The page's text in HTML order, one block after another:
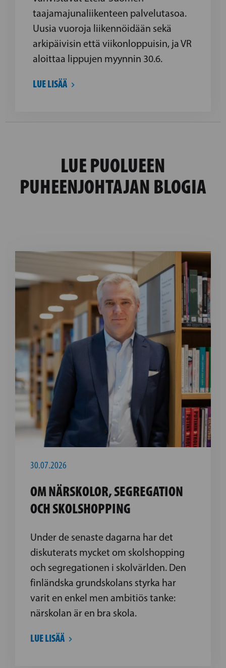
taajamajunaliikenteen palvelutasoa.
Uusia vuoroja liikennöidään sekä
arkipäivisin että viikonloppuisin, ja VR
aloittaa lippujen myynnin 30.6.
LUE LISÄÄ
LUE PUOLUEEN
PUHEENJOHTAJAN BLOGIA
30.07.2026
OM NÄRSKOLOR, SEGREGATION
OCH SKOLSHOPPING
Under de senaste dagarna har det
diskuterats mycket om skolshopping
och segregationen i skolvärlden. Den
finländska grundskolans styrka har
varit en enkel men ambitiös tanke:
närskolan är en bra skola.
LUE LISÄÄ